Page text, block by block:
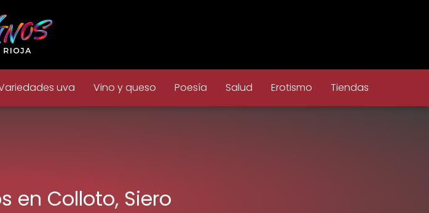
uva Vino y queso Poesía Salud Erotismo Tiendas
en Colloto, Siero